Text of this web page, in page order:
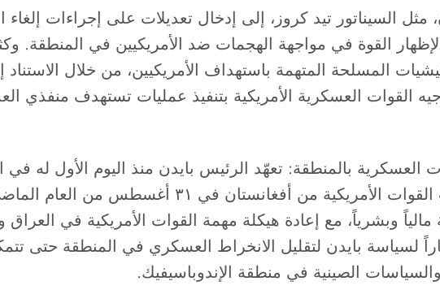
السيناتور تيد كروز، إلى إدخال تعديلات على إجراءات
القوة في مواجهة الهجمات ضد الأمريكيين في
المسلحة المتهمة باستهداف الأمريكيين، من خلال الاستناد
القوات العسكرية الأمريكية بتنفيذ عمليات تستهدف منفذي
العسكرية بالمنطقة: تعهّد الرئيس بايدن منذ اليوم الأول له
الأوسط. وبالفعل أمر بسحب القوات
وبشرياً، مع إعادة هيكلة مهمة القوات الأمريكية في
لسياسة بايدن لتقليل الانخراط العسكري في المنطقة حتى
الصينية في منطقة الإندوباسيفيك.